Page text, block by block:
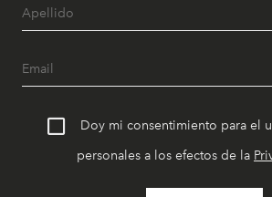
Doy mi consentimiento para el
personales a los efectos de la